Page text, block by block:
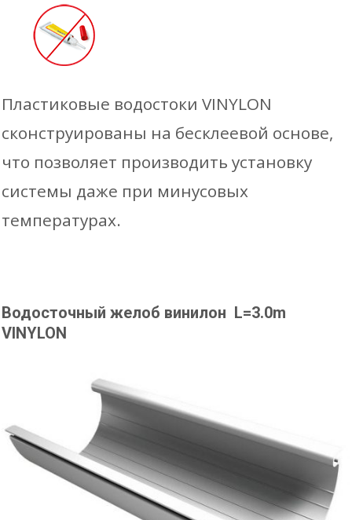
Пластиковые водостоки VINYLON
сконструированы на бесклеевой основе,
что позволяет производить установку
системы даже при минусовых
температурах.
Водосточный желоб винилон L=3.0m
VINYLON